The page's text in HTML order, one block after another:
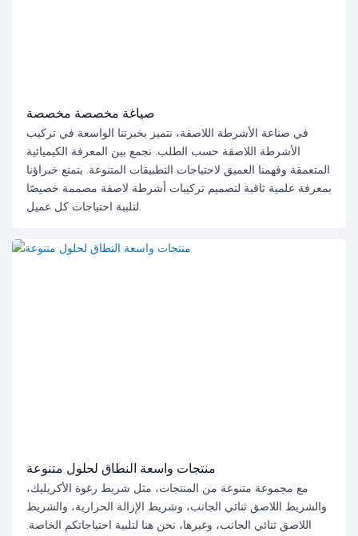
صياغة مخصصة مخصصة
في صناعة الأشرطة اللاصقة، نتميز بخبرتنا الواسعة في تركيب
الأشرطة اللاصقة حسب الطلب. نجمع بين المعرفة الكيميائية
المتعمقة وفهمنا العميق لاحتياجات التطبيقات المتنوعة. يتمتع خبراؤنا
بمعرفة علمية ثاقبة لتصميم تركيبات أشرطة لاصقة مصممة خصيصًا
لتلبية احتياجات كل عميل.
منتجات واسعة النطاق لحلول متنوعة
مع مجموعة متنوعة من المنتجات، مثل شريط رغوة الأكريليك،
والشريط اللاصق ثنائي الجانب، وشريط الإزالة الحرارية، والشريط
اللاصق ثنائي الجانب، وغيرها، نحن هنا لتلبية احتياجاتكم الخاصة.